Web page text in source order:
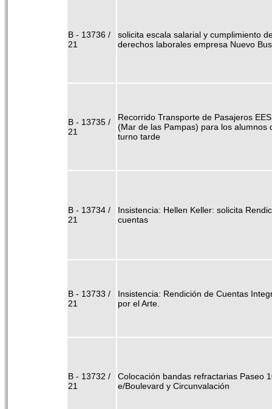
B - 13736 /
21
solicita escala salarial y cumplimiento
derechos laborales empresa Nuevo Bus
B - 13735 /
21
Recorrido Transporte de Pasajeros EES
(Mar de las Pampas) para los alumnos
turno tarde
B - 13734 /
21
Insistencia: Hellen Keller: solicita
cuentas
B - 13733 /
21
Insistencia: Rendición de Cuentas
por el Arte.
B - 13732 /
21
Colocación bandas refractarias Paseo
e/Boulevard y Circunvalación